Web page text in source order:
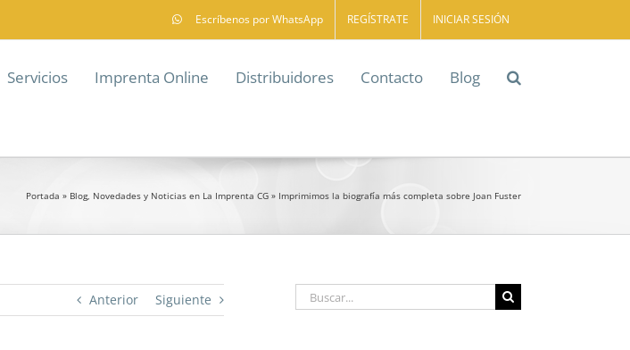
Escríbenos por WhatsApp REGÍSTRATE INICIAR SESIÓN
Servicios Imprenta Online Distribuidores Contacto Blog
Portada » Blog, Novedades y Noticias en La Imprenta CG » Imprimimos la biografía más completa sobre Joan Fuster
Anterior Siguiente Buscar: